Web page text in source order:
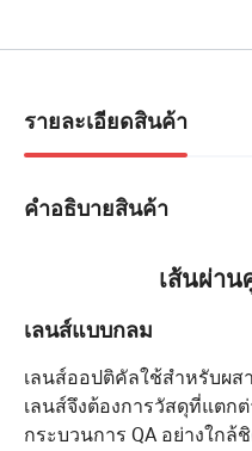
รายละเอียดสินค้า
คำอธิบายสินค้า
เส้นผ่าน
เลนส์แบบกลม
เลนส์ออปติคัลใช้สำหรับผส
เลนส์จึงต้องการวัสดุที่แตก
กระบวนการ QA อย่างใก